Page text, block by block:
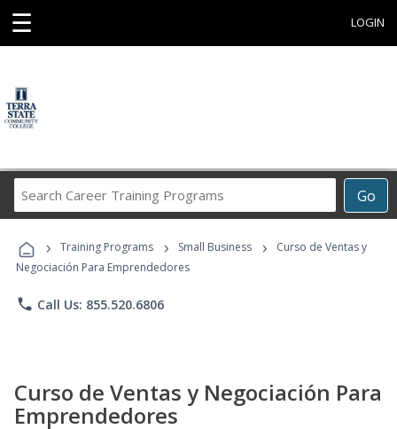
☰ LOGIN
Go
Career
Programs
› Training Programs › Small Business ›
Curso de Ventas y
Negociación Para Emprendedores
phone Call Us: 855.520.6806
Curso de Ventas y Negociación Para
Emprendedores